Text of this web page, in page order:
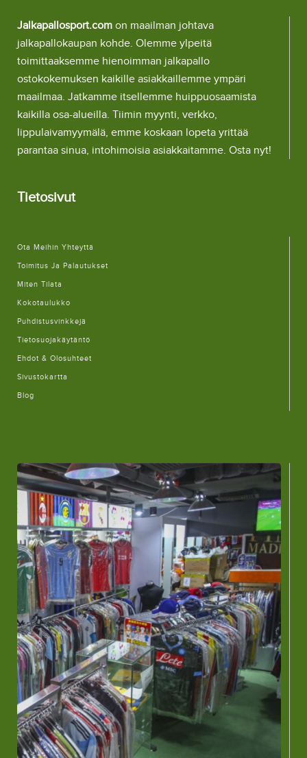
Jalkapallosport.com on maailman johtava
jalkapallokaupan kohde. Olemme ylpeitä
toimittaaksemme hienoimman jalkapallo
ostokokemuksen kaikille asiakkaillemme ympäri
maailmaa. Jatkamme itsellemme huippuosaamista
kaikilla osa-alueilla. Tiimin myynti, verkko,
lippulaivamyymälä, emme koskaan lopeta yrittää
parantaa sinua, intohimoisia asiakkaitamme. Osta nyt!
Tietosivut
Ota Meihin Yhteyttä
Toimitus Ja Palautukset
Miten Tilata
Kokotaulukko
Puhdistusvinkkejä
Tietosuojakäytäntö
Ehdot & Olosuhteet
Sivustokartta
Blog